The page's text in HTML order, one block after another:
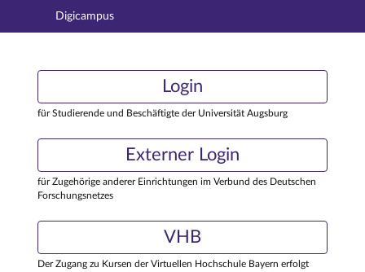
Hauptnavigation
Externer Login
Digicampus
Login
für Studierende und Beschäftigte der Universität Augsburg
Externer Login
für Zugehörige anderer Einrichtungen im Verbund des Deutschen
Forschungsnetzes
VHB
Der Zugang zu Kursen der Virtuellen Hochschule Bayern erfolgt